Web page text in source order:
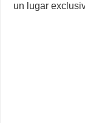
un lugar